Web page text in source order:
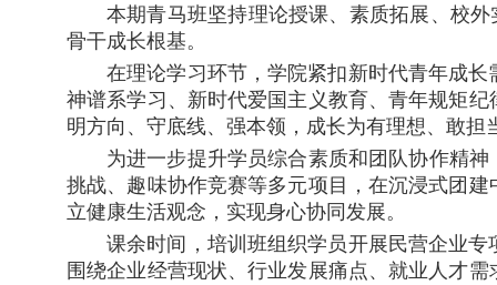
本期青马班坚持理论授课、素质拓展、校
骨干成长根基。
在理论学习环节，学院紧扣新时代青年成
神谱系学习、新时代爱国主义教育、青年规矩
明方向、守底线、强本领，成长为有理想、敢担
为进一步提升学员综合素质和团队协作精
挑战、趣味协作竞赛等多元项目，在沉浸式团
立健康生活观念，实现身心协同发展。
课余时间，培训班组织学员开展民营企业
围绕企业经营现状、行业发展痛点、就业人才